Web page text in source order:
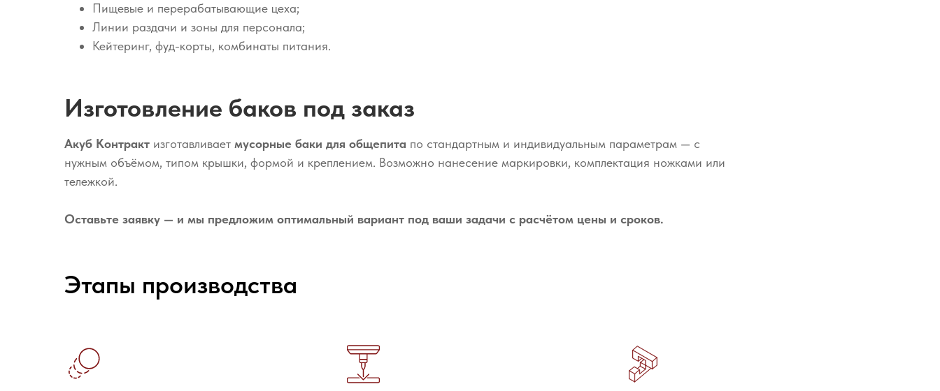
Пищевые и перерабатывающие цеха;
Линии раздачи и зоны для персонала;
Кейтеринг, фуд-корты, комбинаты питания.
Изготовление баков под заказ
Акуб Контракт изготавливает мусорные баки для общепита по стандартным и индивидуальным параметрам — с
нужным объёмом, типом крышки, формой и креплением. Возможно нанесение маркировки, комплектация ножками или
тележкой.
Оставьте заявку — и мы предложим оптимальный вариант под ваши задачи с расчётом цены и сроков.
Этапы производства